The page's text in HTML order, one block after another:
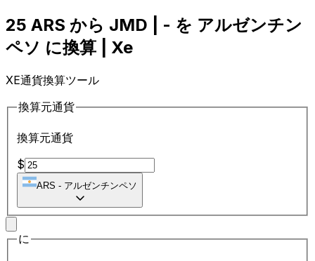
25 ARS から JMD | - を アルゼンチン
ペソ に換算 | Xe
XE通貨換算ツール
換算元通貨
換算元通貨
$
ARS - アルゼンチンペソ
に